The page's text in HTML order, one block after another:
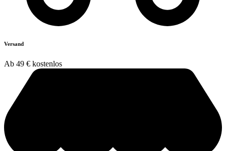
Versand
Ab 49 € kostenlos